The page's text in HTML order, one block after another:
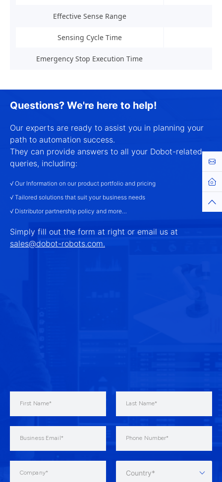
Effective Sense Range
Sensing Cycle Time
Emergency Stop Execution Time
Questions? We're here to help!
Our experts are ready to assist you in planning your
path to automation success.
They can provide answers to all your Dobot-related
queries, including:
√ Our Information on our product portfolio and pricing
√ Tailored solutions that suit your business needs
√ Distributor partnership policy and more…
Simply fill out the form at right or email us at
sales@dobot-robots.com.
Country*
Top